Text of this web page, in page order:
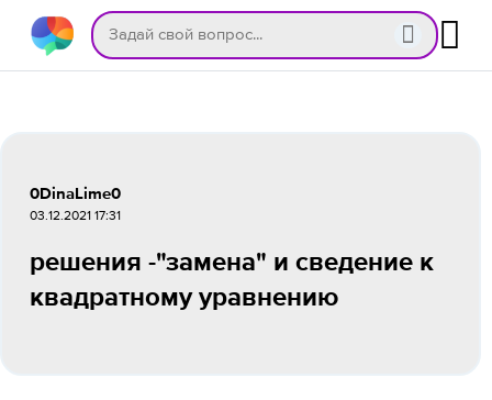
0DinaLime0
03.12.2021 17:31
решения -"замена" и сведение к
квадратному уравнению